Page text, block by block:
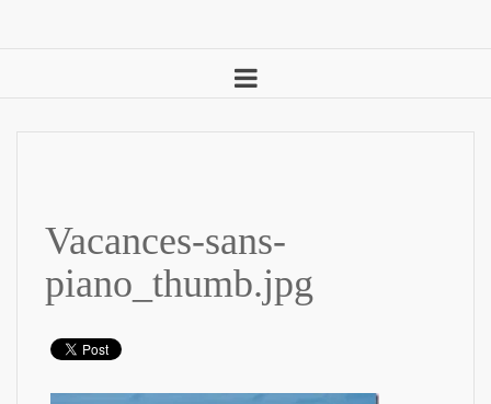
Vacances-sans-
piano_thumb.jpg